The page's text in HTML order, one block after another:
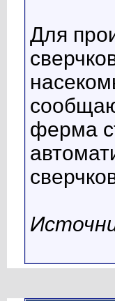
Для
ферма